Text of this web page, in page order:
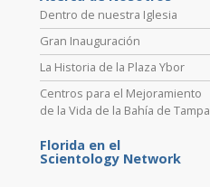
Dentro de nuestra Iglesia
Gran Inauguración
La Historia de la Plaza Ybor
Centros para el Mejoramiento
de la Vida de la Bahía de Tampa
Florida en el
Scientology Network